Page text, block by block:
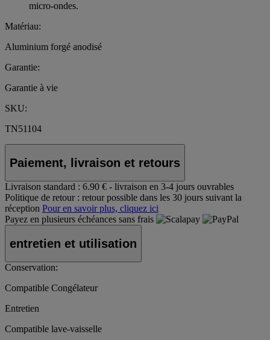
micro-ondes.
Matériau:
Aluminium forgé anodisé
Garantie:
Garantie à vie
SKU:
TN51104
Paiement, livraison et retours
Livraison standard : 6.90 € - livraison en 3-4 jours ouvrables
Politique de retour : retour possible dans les 30 jours suivant la
réception Pour en savoir plus, cliquez ici
Payez en plusieurs échéances sans frais
entretien et utilisation
Conservation:
Compatible Congélateur
Entretien
Compatible lave-vaisselle